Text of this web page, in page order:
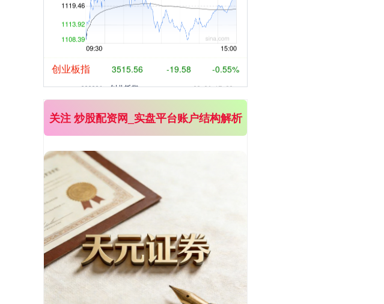
创业板指 -0.55%
基金指数 7229.80
国债指数 -0.00 0.00%
关注 炒股配资网_实盘平台账户结构解析